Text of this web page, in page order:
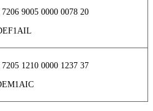
9005 0000 0078 20
1210 0000 1237 37